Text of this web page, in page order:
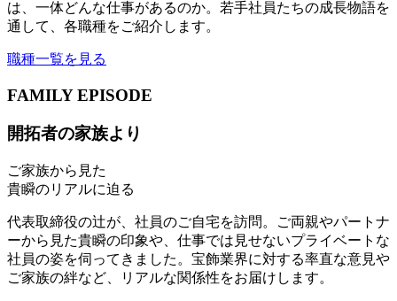
は、一体どんな仕事があるのか。若手社員たちの成長物語を
通して、各職種をご紹介します。
職種一覧を見る
FAMILY EPISODE
開拓者の家族より
ご家族から見た
貴瞬のリアルに迫る
代表取締役の辻が、社員のご自宅を訪問。ご両親やパートナ
ーから見た貴瞬の印象や、仕事では見せないプライベートな
社員の姿を伺ってきました。宝飾業界に対する率直な意見や
ご家族の絆など、リアルな関係性をお届けします。